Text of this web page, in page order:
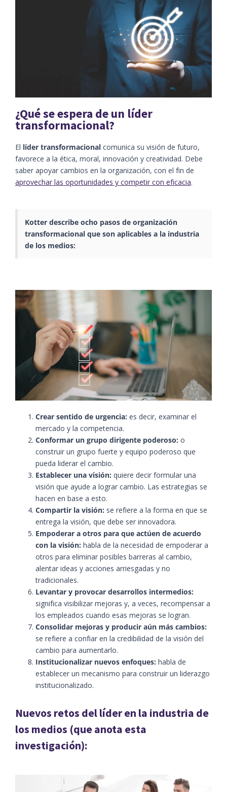
¿Qué se espera de un líder
transformacional?
El líder transformacional comunica su visión de futuro,
favorece a la ética, moral, innovación y creatividad. Debe
saber apoyar cambios en la organización, con el fin de
aprovechar las oportunidades y competir con eficacia.
Kotter describe ocho pasos de organización
transformacional que son aplicables a la industria
de los medios:
Crear sentido de urgencia: es decir, examinar el
mercado y la competencia.
Conformar un grupo dirigente poderoso: o
construir un grupo fuerte y equipo poderoso que
pueda liderar el cambio.
Establecer una visión: quiere decir formular una
visión que ayude a lograr cambio. Las estrategias se
hacen en base a esto.
Compartir la visión: se refiere a la forma en que se
entrega la visión, que debe ser innovadora.
Empoderar a otros para que actúen de acuerdo
con la visión: habla de la necesidad de empoderar a
otros para eliminar posibles barreras al cambio,
alentar ideas y acciones arriesgadas y no
tradicionales.
Levantar y provocar desarrollos intermedios:
significa visibilizar mejoras y, a veces, recompensar a
los empleados cuando esas mejoras se logran.
Consolidar mejoras y producir aún más cambios:
se refiere a confiar en la credibilidad de la visión del
cambio para aumentarlo.
Institucionalizar nuevos enfoques: habla de
establecer un mecanismo para construir un liderazgo
institucionalizado.
Nuevos retos del líder en la industria de
los medios (que anota esta
investigación):